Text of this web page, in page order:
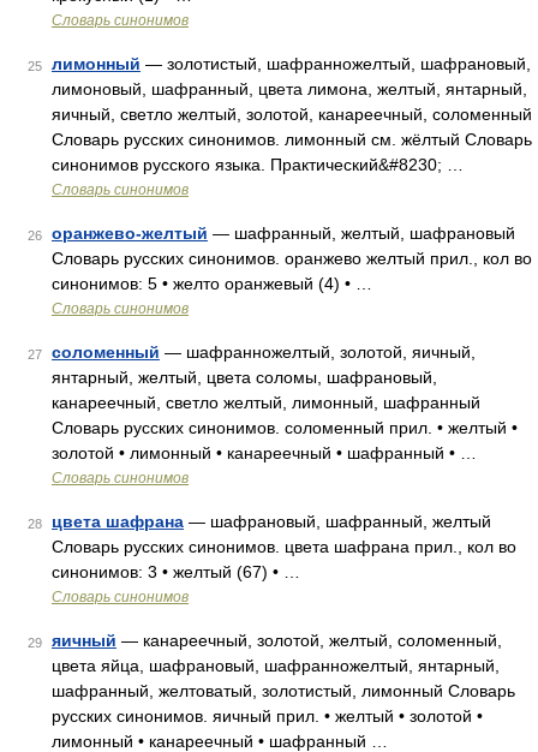
Словарь синонимов
25 лимонный — золотистый, шафранножелтый, шафрановый,
лимоновый, шафранный, цвета лимона, желтый, янтарный,
яичный, светло желтый, золотой, канареечный, соломенный
Словарь русских синонимов. лимонный см. жёлтый Словарь
синонимов русского языка. Практический&#8230; …
Словарь синонимов
26 оранжево-желтый — шафранный, желтый, шафрановый
Словарь русских синонимов. оранжево желтый прил., кол во
синонимов: 5 • желто оранжевый (4) • …
Словарь синонимов
27 соломенный — шафранножелтый, золотой, яичный,
янтарный, желтый, цвета соломы, шафрановый,
канареечный, светло желтый, лимонный, шафранный
Словарь русских синонимов. соломенный прил. • желтый •
золотой • лимонный • канареечный • шафранный • …
Словарь синонимов
28 цвета шафрана — шафрановый, шафранный, желтый
Словарь русских синонимов. цвета шафрана прил., кол во
синонимов: 3 • желтый (67) • …
Словарь синонимов
29 яичный — канареечный, золотой, желтый, соломенный,
цвета яйца, шафрановый, шафранножелтый, янтарный,
шафранный, желтоватый, золотистый, лимонный Словарь
русских синонимов. яичный прил. • желтый • золотой •
лимонный • канареечный • шафранный …